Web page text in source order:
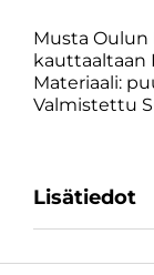
Musta Oulun
kauttaaltaan
Materiaali:
Valmistettu
Lisätiedot
SKU